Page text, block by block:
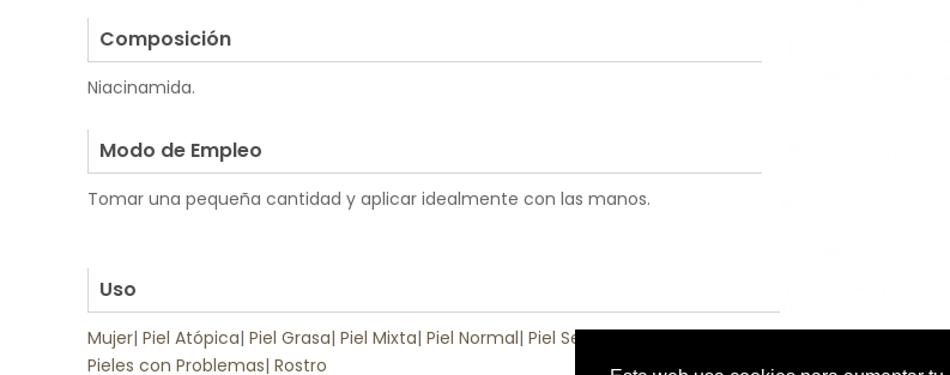
Composición
Niacinamida.
Modo de Empleo
Tomar una pequeña cantidad y aplicar idealmente con las manos.
Uso
Mujer| Piel Atópica| Piel Grasa| Piel Mixta| Piel Normal| Piel Seca
Pieles con Problemas| Rostro